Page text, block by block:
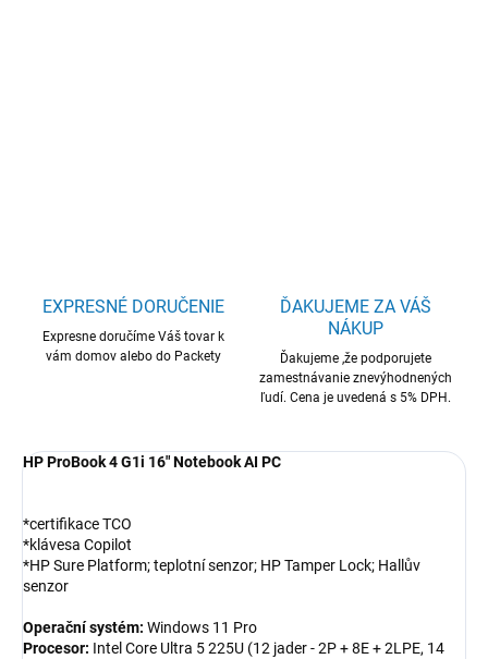
EXPRESNÉ DORUČENIE
Expresne doručíme Váš tovar k
vám domov alebo do Packety
ĎAKUJEME ZA VÁŠ
NÁKUP
Ďakujeme ,že podporujete
zamestnávanie znevýhodnených
ľudí. Cena je uvedená s 5% DPH.
HP ProBook 4 G1i 16" Notebook AI PC
*certifikace TCO
*klávesa Copilot
*HP Sure Platform; teplotní senzor; HP Tamper Lock; Hallův
senzor
Operační systém: Windows 11 Pro
Procesor: Intel Core Ultra 5 225U (12 jader - 2P + 8E + 2LPE, 14